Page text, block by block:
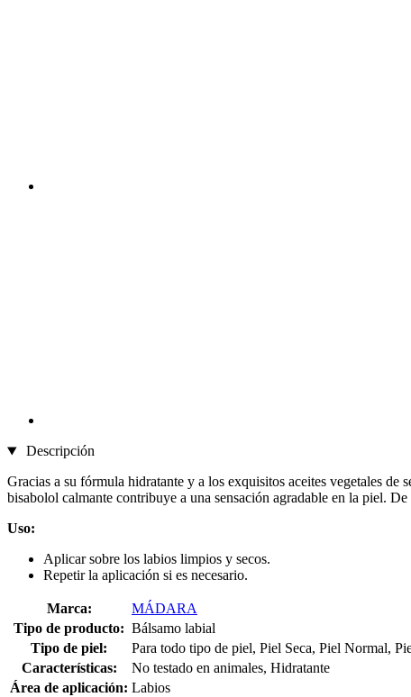
Descripción
Gracias a su fórmula hidratante y a los exquisitos aceites vegetales
bisabolol calmante contribuye a una sensación agradable en la piel.
Uso:
Aplicar sobre los labios limpios y secos.
Repetir la aplicación si es necesario.
Marca:
MÁDARA
Tipo de producto: Bálsamo labial
Tipo de piel:
Para todo tipo de piel, Piel Seca, Piel Normal,
Características:
No testado en animales, Hidratante
Área de aplicación: Labios